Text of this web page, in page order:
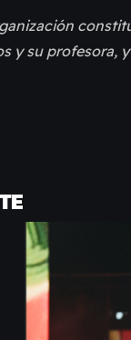
y su profesora,